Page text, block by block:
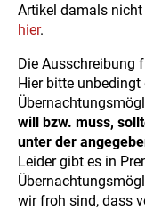
Artikel damals
hier.
Die Ausschreibung
Hier bitte unbedingt
will bzw. muss,
unter der
Leider gibt es in
wir froh sind, dass